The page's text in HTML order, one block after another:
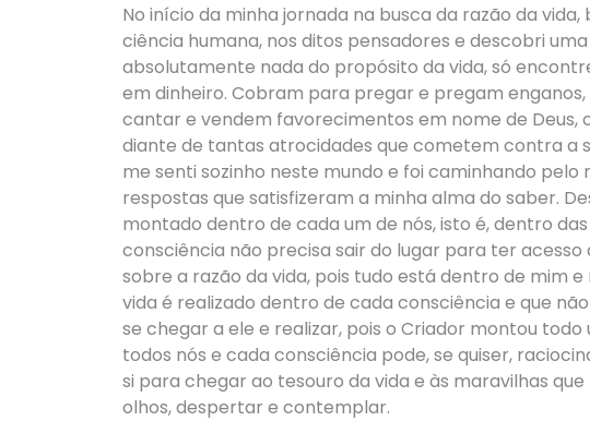
No início da minha jornada na busca da razão da vida,
ciência humana, nos ditos pensadores e descobri
absolutamente nada do propósito da vida, só
em dinheiro. Cobram para pregar e pregam
cantar e vendem favorecimentos em nome de Deus,
diante de tantas atrocidades que cometem contra a
me senti sozinho neste mundo e foi caminhando
respostas que satisfizeram a minha alma do saber.
montado dentro de cada um de nós, isto é, dentro
consciência não precisa sair do lugar para ter
sobre a razão da vida, pois tudo está dentro de mim
vida é realizado dentro de cada consciência e que
se chegar a ele e realizar, pois o Criador montou
todos nós e cada consciência pode, se quiser,
si para chegar ao tesouro da vida e às maravilhas
olhos, despertar e contemplar.